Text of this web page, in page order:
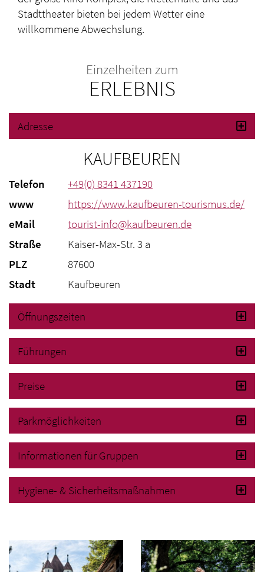
Stadttheater bieten bei jedem Wetter eine
willkommene Abwechslung.
Einzelheiten zum
ERLEBNIS
Adresse
KAUFBEUREN
Telefon
+49(0) 8341 437190
www
https://www.kaufbeuren-tourismus.de/
eMail
tourist-info@kaufbeuren.de
Straße
Kaiser-Max-Str. 3 a
PLZ
87600
Stadt
Kaufbeuren
Öffnungszeiten
Führungen
Preise
Parkmöglichkeiten
Informationen für Gruppen
Hygiene- & Sicherheitsmaßnahmen